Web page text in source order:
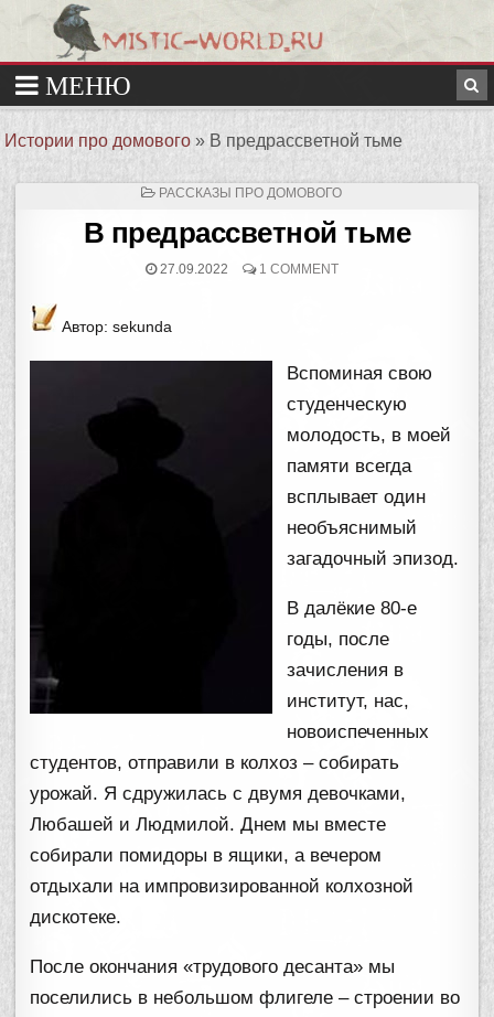
Истории про домового » В предрассветной тьме
ОПУБЛИКОВАНО
РАССКАЗЫ ПРО ДОМОВОГО
В предрассветной тьме
27.09.2022 1 COMMENT
Автор: sekunda
Вспоминая свою
студенческую
молодость, в моей
памяти всегда
всплывает один
необъяснимый
загадочный эпизод.
В далёкие 80-е
годы, после
зачисления в
институт, нас,
новоиспеченных
студентов, отправили в колхоз – собирать
урожай. Я сдружилась с двумя девочками,
Любашей и Людмилой. Днем мы вместе
собирали помидоры в ящики, а вечером
отдыхали на импровизированной колхозной
дискотеке.
После окончания «трудового десанта» мы
поселились в небольшом флигеле – строении во